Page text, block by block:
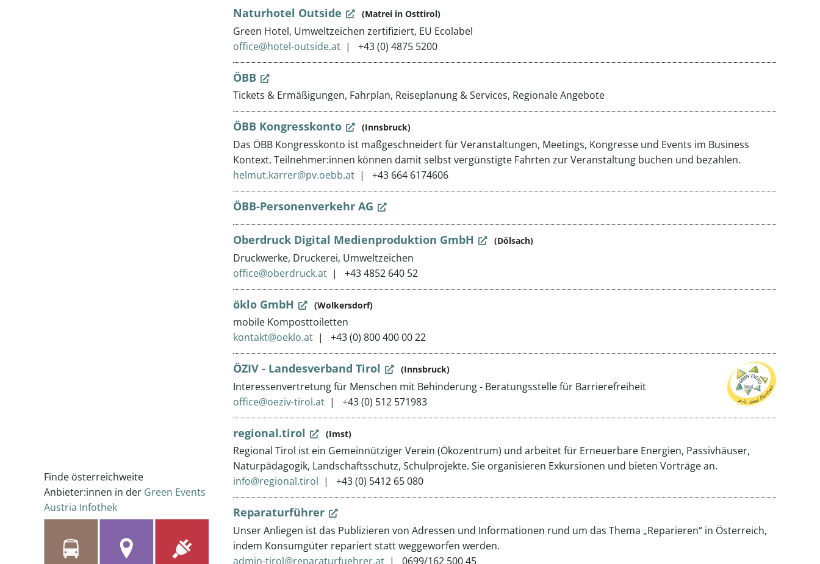
Finde österreichweite
Anbieter:innen in der Green Events
Austria Infothek
Naturhotel Outside (Matrei in Osttirol)
Green Hotel, Umweltzeichen zertifiziert, EU Ecolabel
office@hotel-outside.at
+43 (0) 4875 5200
ÖBB
Tickets & Ermäßigungen, Fahrplan, Reiseplanung & Services, Regionale Angebote
ÖBB Kongresskonto (Innsbruck)
Das ÖBB Kongresskonto ist maßgeschneidert für Veranstaltungen, Meetings, Kongresse und Events im Business
Kontext. Teilnehmer:innen können damit selbst vergünstigte Fahrten zur Veranstaltung buchen und bezahlen.
helmut.karrer@pv.oebb.at
+43 664 6174606
ÖBB-Personenverkehr AG
Oberdruck Digital Medienproduktion GmbH (Dölsach)
Druckwerke, Druckerei, Umweltzeichen
office@oberdruck.at
+43 4852 640 52
öklo GmbH (Wolkersdorf)
mobile Komposttoiletten
kontakt@oeklo.at
+43 (0) 800 400 00 22
ÖZIV - Landesverband Tirol (Innsbruck)
Interessenvertretung für Menschen mit Behinderung - Beratungsstelle für Barrierefreiheit
office@oeziv-tirol.at
+43 (0) 512 571983
regional.tirol (Imst)
Regional Tirol ist ein Gemeinnütziger Verein (Ökozentrum) und arbeitet für Erneuerbare Energien, Passivhäuser,
Naturpädagogik, Landschaftsschutz, Schulprojekte. Sie organisieren Exkursionen und bieten Vorträge an.
info@regional.tirol
+43 (0) 5412 65 080
Reparaturführer
Unser Anliegen ist das Publizieren von Adressen und Informationen rund um das Thema „Reparieren“ in Österreich,
indem Konsumgüter repariert statt weggeworfen werden.
admin-tirol@reparaturfuehrer.at
0699/162 500 45